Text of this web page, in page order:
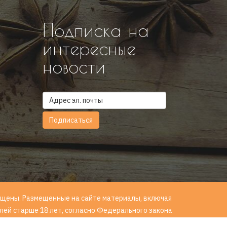
Подписка на
интересные
новости
Размещенные на сайте материалы, включая
старше 18 лет, согласно Федерального закона